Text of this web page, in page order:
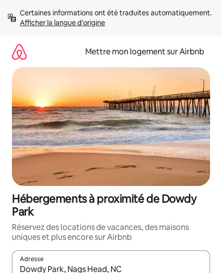
directement
Afficher la langue d'origine
Mettre mon logement sur Airbnb
Hébergements à proximité de Dowdy
Park
Réservez des locations de vacances, des maisons
uniques et plus encore sur Airbnb
Adresse
Lorsque les résultats s'affichent, utilisez les flèches vers le